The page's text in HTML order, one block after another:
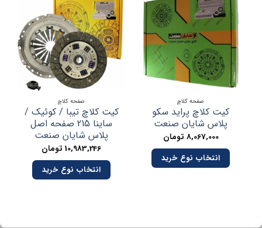
صفحه کلاچ
کیت کلاچ پراید سکو
پلاس شایان صنعت
8,067,000تومان
انتخاب نوع خرید
صفحه کلاچ
کیت کلاچ تیبا / کوئیک /
ساینا 215 صفحه اصل
پلاس شایان صنعت
10,983,246تومان
انتخاب نوع خرید